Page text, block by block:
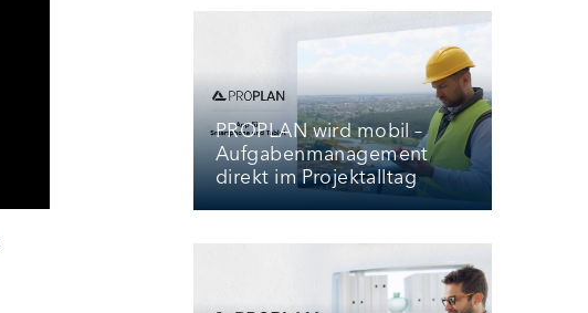
PROPLAN wird mobil –
Aufgabenmanagement
direkt im Projektalltag